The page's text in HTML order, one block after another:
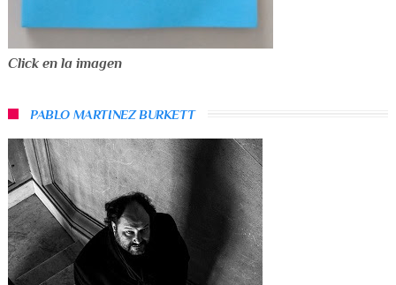
Click en la imagen
PABLO MARTINEZ BURKETT